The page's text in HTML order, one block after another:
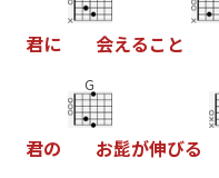
君に 会えるこ と
君の
G
お髭が伸びる